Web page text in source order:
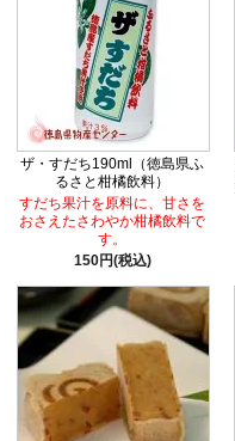
ザ・すだち190ml（徳島県ふ
るさと柑橘飲料）
すだち果汁を原料に、甘さを
おさえたさわやか柑橘飲料で
す。
150円(税込)